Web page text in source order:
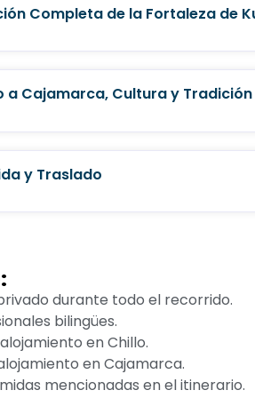
Completa de la Fortaleza de
a Cajamarca, Cultura y Tradición
y Traslado
durante todo el recorrido.
bilingües.
en Chillo.
en Cajamarca.
mencionadas en el itinerario.